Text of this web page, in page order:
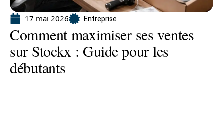
17 mai 2026 Entreprise
Comment maximiser ses ventes
sur Stockx : Guide pour les
débutants